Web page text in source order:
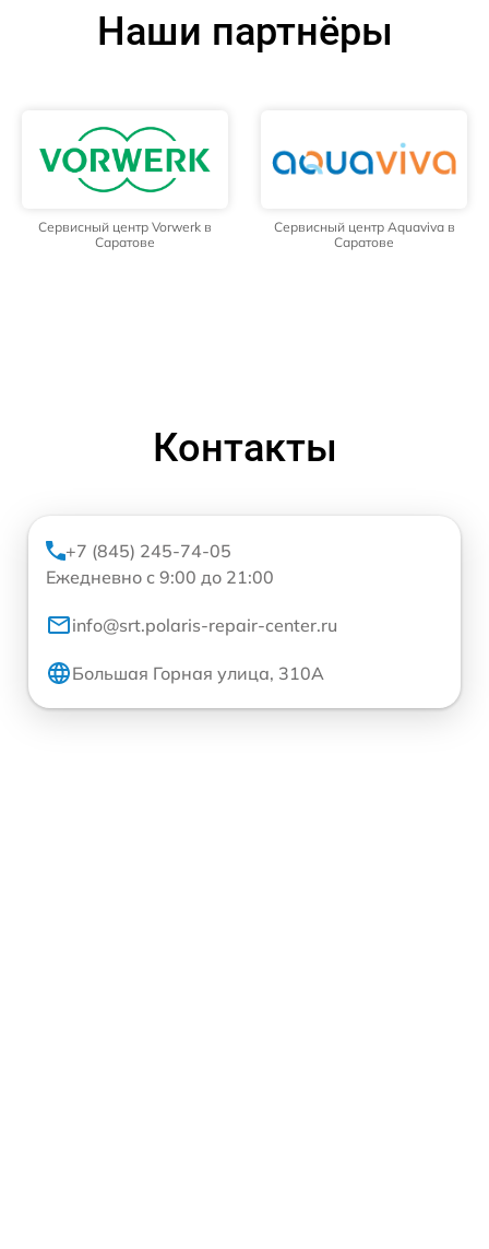
Наши партнёры
Сервисный центр Vorwerk в
Саратове
Сервисный центр Aquaviva в
Саратове
Контакты
+7 (845) 245-74-05
Ежедневно с 9:00 до 21:00
info@srt.polaris-repair-center.ru
Большая Горная улица, 310А